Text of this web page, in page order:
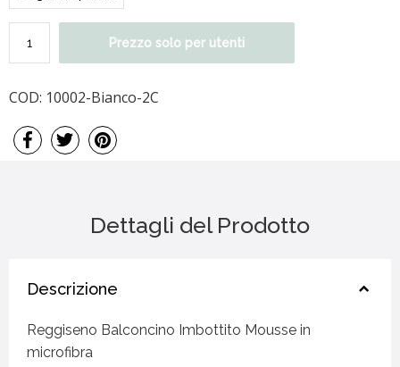
Prezzo solo per utenti
COD: 10002-Bianco-2C
Dettagli del Prodotto
Descrizione
Reggiseno Balconcino Imbottito Mousse in
microfibra